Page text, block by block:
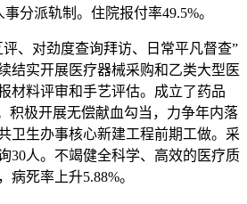
分派轨制。住院报付率49.5%。
对劲度查询拜访、日常平凡督查”
结实开展医疗器械采购和乙类大型医
材料评审和手艺评估。成立了药品
积极开展无偿献血勾当，力争年内落
卫生办事核心新建工程前期工做。采
30人。不竭健全科学、高效的医疗质
病死率上升5.88%。